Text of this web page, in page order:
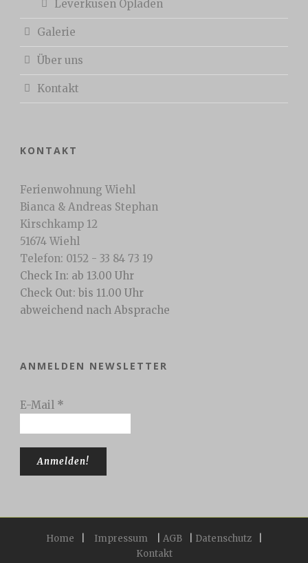
Leverkusen Opladen
Galerie
Über uns
Kontakt
KONTAKT
Ferienwohnung Wiehl
Bianca & Andreas Stephan
Kirschkamp 12
51674 Wiehl
Telefon: 0152 - 33 84 73 19
Check In: ab 13.00 Uhr
Check Out: bis 11.00 Uhr
abweichend nach Absprache
ANMELDEN NEWSLETTER
E-Mail *
Home Impressum AGB Datenschutz
Kontakt